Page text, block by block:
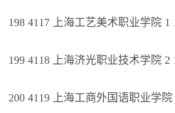
198 4117 上海工艺美术职业学院 1
199 4118 上海济光职业技术学院 2
200 4119 上海工商外国语职业学院